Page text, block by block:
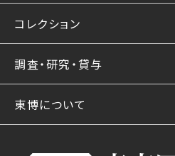
コレクション
調査・研究・貸与
東博について